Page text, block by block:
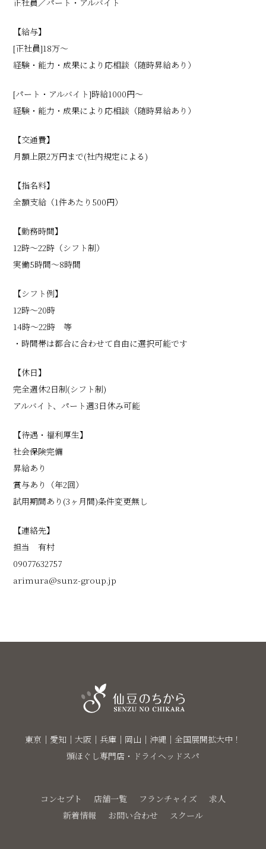
正社員／パート・アルバイト
【給与】
[正社員]18万〜
経験・能力・成果により応相談（随時昇給あり）
[パート・アルバイト]時給1000円〜
経験・能力・成果により応相談（随時昇給あり）
【交通費】
月額上限2万円まで(社内規定による)
【指名料】
全額支給（1件あたり500円）
【勤務時間】
12時〜22時（シフト制）
実働5時間〜8時間
【シフト例】
12時〜20時
14時〜22時 等
・時間帯は都合に合わせて自由に選択可能です
【休日】
完全週休2日制(シフト制)
アルバイト、パート週3日休み可能
【待遇・福利厚生】
社会保険完備
昇給あり
賞与あり（年2回）
試用期間あり(3ヶ月間)条件変更無し
【連絡先】
担当 有村
09077632757
arimura@sunz-group.jp
東京｜愛知｜大阪｜兵庫｜岡山｜沖縄｜全国展開拡大中！
頭ほぐし専門店・ドライヘッドスパ
コンセプト 店舗一覧 フランチャイズ
求人
新着情報
お問い合わせ スクール